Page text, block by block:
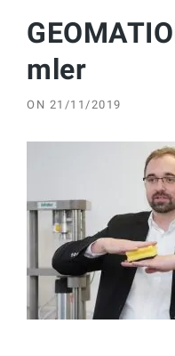
mler
ON 21/11/2019